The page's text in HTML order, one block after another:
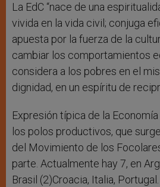
La EdC “nace de una
vivida en la vida civil; conjuga
apuesta por la fuerza de la
cambiar los comportamientos
considera a los pobres en el
dignidad, en un espíritu de
Expresión típica de la
los polos productivos, que
del Movimiento de los
parte. Actualmente hay 7, en
Brasil (2)Croacia, Italia,